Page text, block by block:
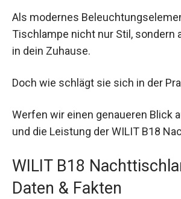
Als modernes
Tischlampe nicht nur Stil, sondern
in dein Zuhause.
Doch wie schlägt sie sich in der
Werfen wir einen genaueren Blick
und die Leistung der WILIT B18
WILIT B18
Daten & Fakten